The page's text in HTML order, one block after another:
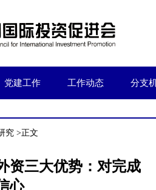
党建工作 工作动态 分支
究 >正文
资三大优势：对完成
心